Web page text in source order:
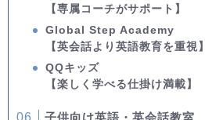
【専属コーチがサポート】
Global Step Academy
【英会話より英語教育を重視】
QQキッズ
【楽しく学べる仕掛け満載】